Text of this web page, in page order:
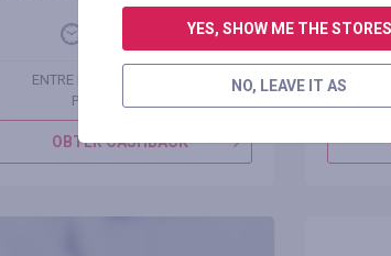
ENTRE PARA VER O CÓDIGO
PROMOCIONAL
OBTER CASHBACK
YES, SHOW ME THE STORES
NO, LEAVE IT AS